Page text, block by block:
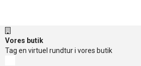
Vores butik
Tag en virtuel rundtur i vores butik